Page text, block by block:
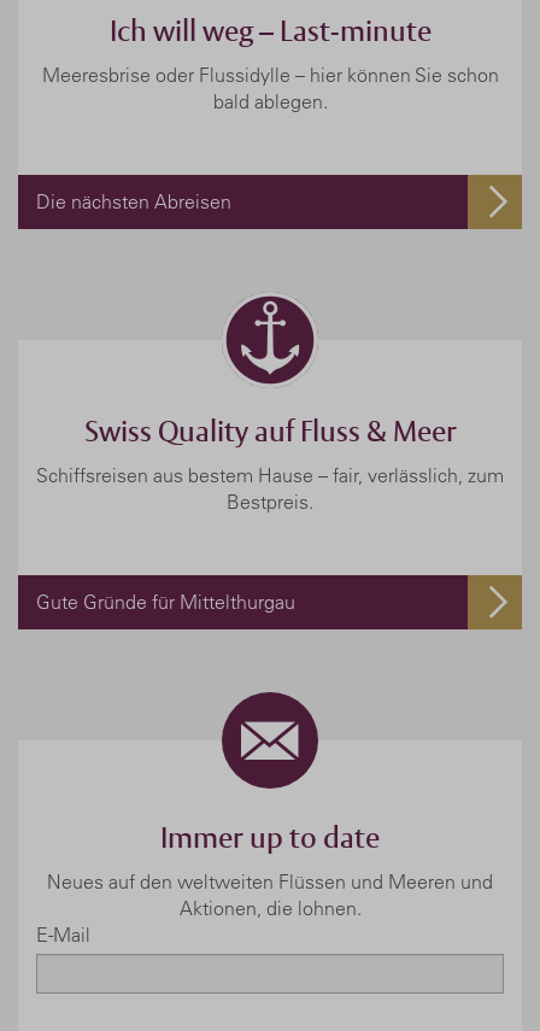
Ich will weg – Last-minute
Meeresbrise oder Flussidylle – hier können Sie schon
bald ablegen.
Die nächsten Abreisen
Swiss Quality auf Fluss & Meer
Schiffsreisen aus bestem Hause – fair, verlässlich, zum
Bestpreis.
Gute Gründe für Mittelthurgau
Immer up to date
Neues auf den weltweiten Flüssen und Meeren und
Aktionen, die lohnen.
E-Mail